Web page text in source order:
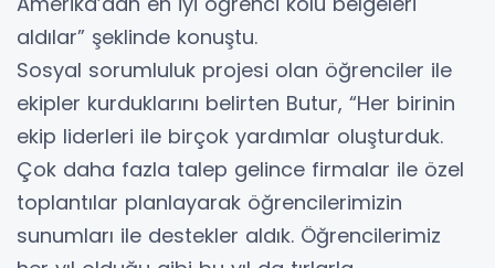
aldılar” şeklinde konuştu.
Sosyal sorumluluk projesi olan öğrenciler ile
ekipler kurduklarını belirten Butur, “Her birinin
ekip liderleri ile birçok yardımlar oluşturduk.
Çok daha fazla talep gelince firmalar ile özel
toplantılar planlayarak öğrencilerimizin
sunumları ile destekler aldık. Öğrencilerimiz